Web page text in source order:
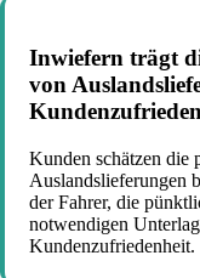
Inwiefern trägt
von
Kunden schätzen die
Auslandslieferungen
der Fahrer, die
notwendigen
Kundenzufriedenheit.